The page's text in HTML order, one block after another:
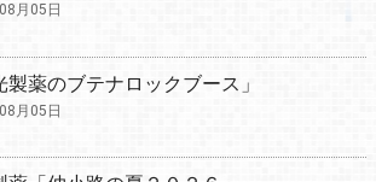
月05日
製薬のブテナロックブース」
月05日